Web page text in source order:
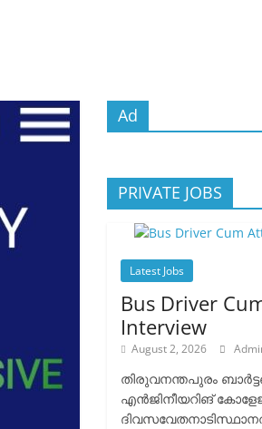
Ad
PRIVATE JOBS
Latest Jobs
Bus Driver
Interview
August 2, 2026
തിരുവനന്തപുരം
എൻജിനീയറിങ്